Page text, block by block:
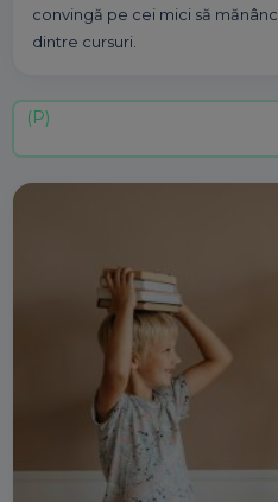
convingă pe cei mici să
dintre cursuri.